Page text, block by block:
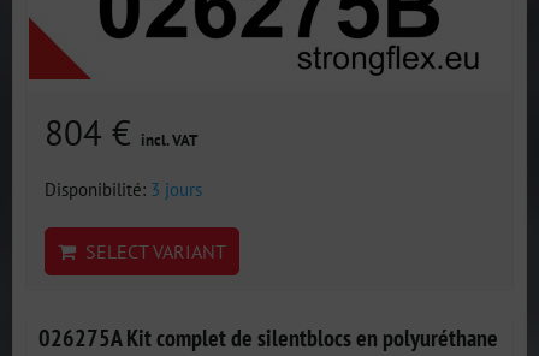
804 € incl. VAT
Disponibilité: 3 jours
SELECT VARIANT
026275A Kit complet de silentblocs en polyuréthane